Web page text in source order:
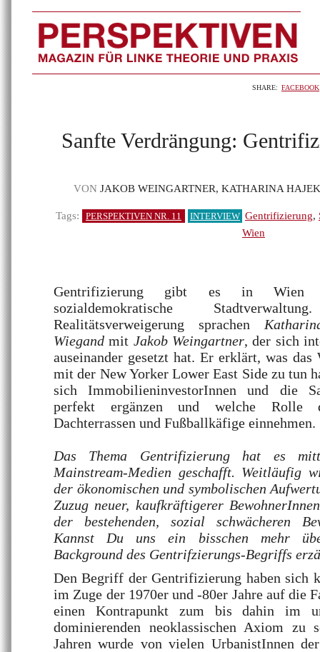
FACEBOOK
SHARE:
Sanfte Verdrängung:
VON JAKOB WEINGARTNER, KATHARINA
Tags: PERSPEKTIVEN NR. 11 INTERVIEW Gentrifizierung,
Wien
Gentrifizierung gibt es in
sozialdemokratische
Realitätsverweigerung sprachen
Wiegand mit Jakob Weingartner, der sich
auseinander gesetzt hat. Er erklärt, was
mit der New Yorker Lower East Side zu tun
sich ImmobilieninvestorInnen und die
perfekt ergänzen und welche Rolle
Dachterrassen und Fußballkäfige einnehmen.
Das Thema Gentrifizierung hat es
Mainstream-Medien geschafft. Weitläufig
der ökonomischen und symbolischen
Zuzug neuer, kaufkräftigerer
der bestehenden, sozial schwächeren
Kannst Du uns ein bisschen mehr
Background des Gentrifzierungs-Begriffs
Den Begriff der Gentrifizierung haben sich
im Zuge der 1970er und -80er Jahre auf die
einen Kontrapunkt zum bis dahin im
dominierenden neoklassischen Axiom zu
Jahren wurde von vielen UrbanistInnen